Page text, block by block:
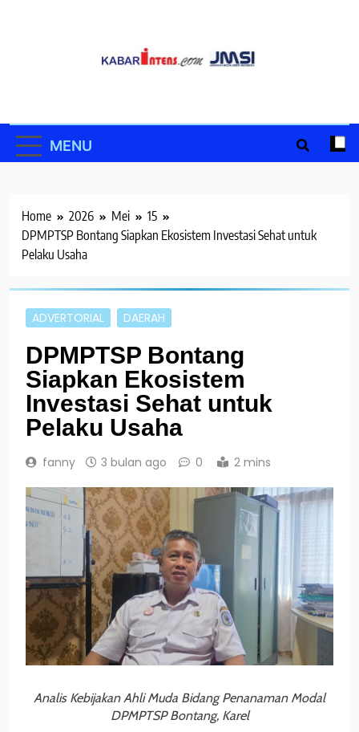
MENU
Home 2026 Mei
15
DPMPTSP Bontang Siapkan Ekosistem Investasi Sehat untuk
Pelaku Usaha
ADVERTORIAL DAERAH
DPMPTSP Bontang
Siapkan Ekosistem
Investasi Sehat untuk
Pelaku Usaha
fanny 3 bulan ago 0 2 mins
Analis Kebijakan Ahli Muda Bidang Penanaman Modal
DPMPTSP Bontang, Karel